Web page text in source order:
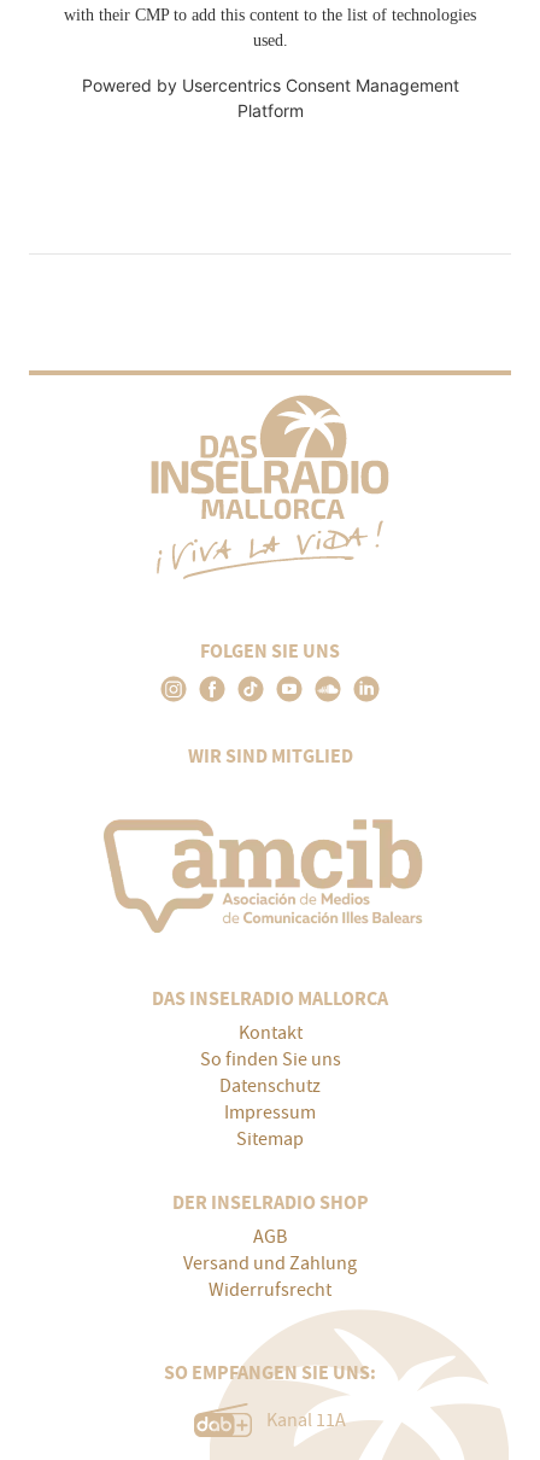
with their CMP to add this content to the list of technologies
used.
Powered by Usercentrics Consent Management
Platform
FOLGEN SIE UNS
WIR SIND MITGLIED
DAS INSELRADIO MALLORCA
Kontakt
So finden Sie uns
Datenschutz
Impressum
Sitemap
DER INSELRADIO SHOP
AGB
Versand und Zahlung
Widerrufsrecht
SO EMPFANGEN SIE UNS:
Kanal 11A